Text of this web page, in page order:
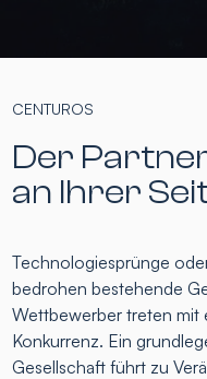
CENTUROS
Der
an Ihrer
Technologiesprünge
bedrohen bestehende
Wettbewerber treten mit
Konkurrenz. Ein
Gesellschaft führt zu